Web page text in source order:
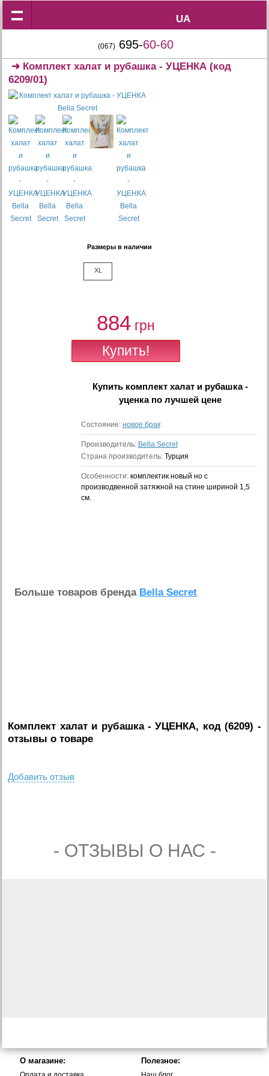
UA
UA
(067) 695-60-60
➜ Комплект халат и рубашка - УЦЕНКА (код
6209/01)
Размеры в наличии
XL
884 грн
Купить комплект халат и рубашка -
уценкапо лучшей цене
Состояние: новое брак
Производитель: Bella Secret
Страна производитель: Турция
Особенности: комплектик новый но с
производвенной затяжной на стине шириной 1,5
см.
Больше товаров бренда Bella Secret
Комплект халат и рубашка - УЦЕНКА, код (6209) -
отзывы о товаре
Добавить отзыв
- ОТЗЫВЫ О НАС -
О магазине: Полезное: